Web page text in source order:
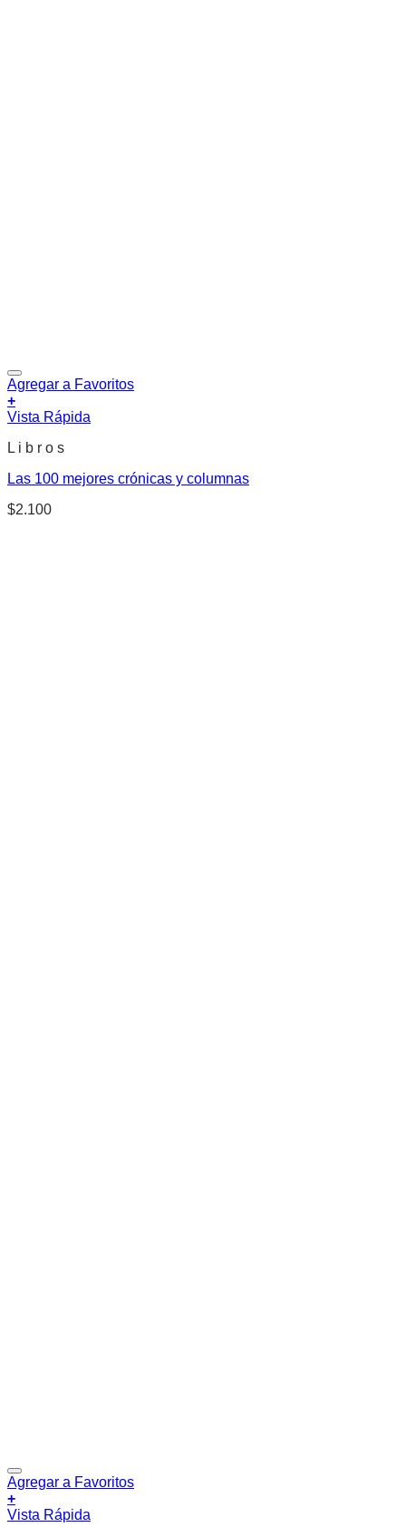
Agregar a Favoritos
+
Vista Rápida
L i b r o s
Las 100 mejores crónicas y columnas
$2.100
Agregar a Favoritos
+
Vista Rápida